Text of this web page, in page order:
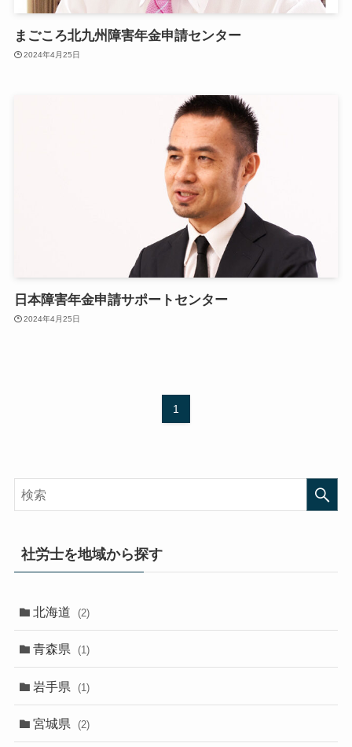
まごころ北九州障害年金申請センター
2024年4月25日
日本障害年金申請サポートセンター
2024年4月25日
1
社労士を地域から探す
北海道 (2)
青森県 (1)
岩手県 (1)
宮城県 (2)